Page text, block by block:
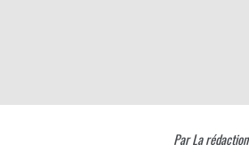
ParLa rédaction